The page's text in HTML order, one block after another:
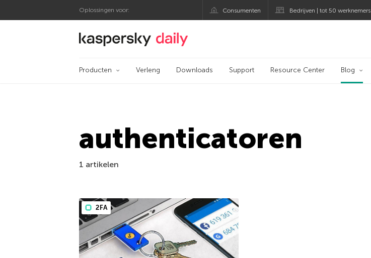
Oplossingen voor: Consumenten Bedrijven | tot 50 werknemers
Kaspersky official blog
Producten Verleng Downloads Support Resource Center Blog
authenticatoren
1 artikelen
2FA